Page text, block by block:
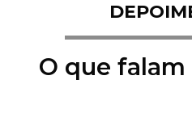
O que falam